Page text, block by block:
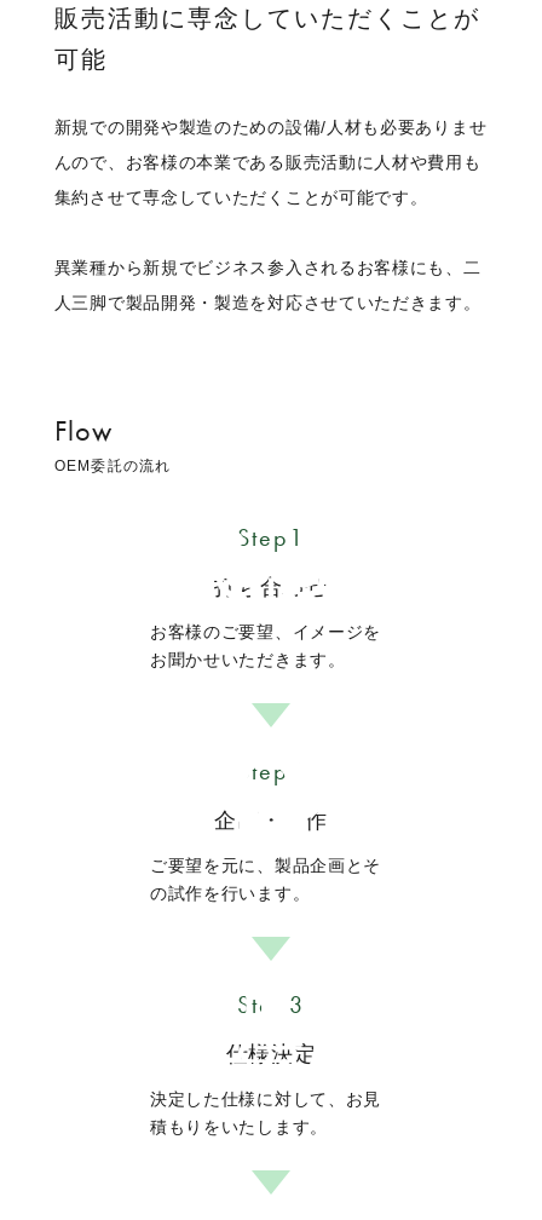
販売活動に専念していただくことが
可能
新規での開発や製造のための設備/人材も必要ありませ
んので、お客様の本業である販売活動に人材や費用も
集約させて専念していただくことが可能です。
異業種から新規でビジネス参入されるお客様にも、二
人三脚で製品開発・製造を対応させていただきます。
Flow
OEM委託の流れ
Step1
打ち合わせ
お客様のご要望、イメージを
お聞かせいただきます。
Step2
企画・試作
ご要望を元に、製品企画とそ
の試作を行います。
Step3
仕様決定
決定した仕様に対して、お見
積もりをいたします。